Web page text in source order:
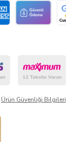
Ürün Güvenliği Bilgileri